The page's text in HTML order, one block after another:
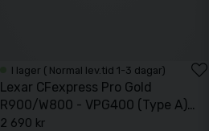
I lager ( Normal lev.tid 1-3 dagar)
Lexar CFexpress Pro Gold
R900/W800 - VPG400 (Type A)
160GB
2 690 kr